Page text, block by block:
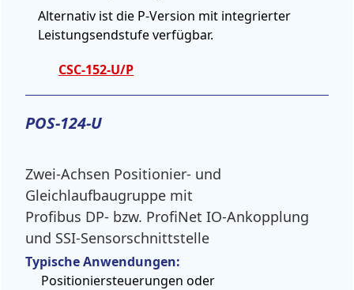
Alternativ ist die P-Version mit integrierter
Leistungsendstufe verfügbar.
CSC-152-U/P
POS-124-U
Zwei-Achsen Positionier- und
Gleichlaufbaugruppe mit
Profibus DP- bzw. ProfiNet IO-Ankopplung
und SSI-Sensorschnittstelle
Typische Anwendungen:
Positioniersteuerungen oder